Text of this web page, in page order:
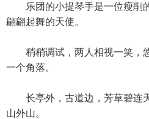
乐团的小提琴手是一位瘦削
翩翩起舞的天使。
稍稍调试，两人相视一笑，
一个角落。
长亭外，古道边，芳草碧连
山外山。